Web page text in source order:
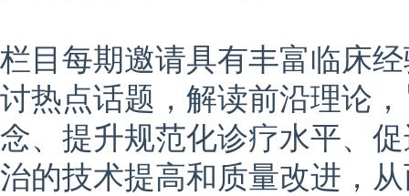
栏目每期邀请具有丰富临床
讨热点话题，解读前沿理论
念、提升规范化诊疗水平、
治的技术提高和质量改进，